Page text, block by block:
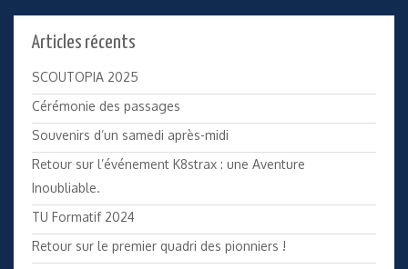
Articles récents
SCOUTOPIA 2025
Cérémonie des passages
Souvenirs d’un samedi après-midi
Retour sur l’événement K8strax : une Aventure
Inoubliable.
TU Formatif 2024
Retour sur le premier quadri des pionniers !